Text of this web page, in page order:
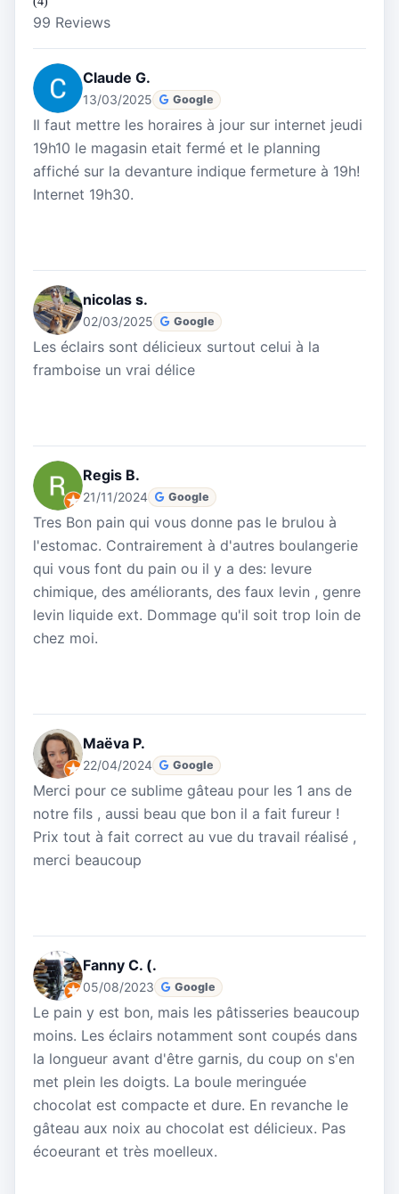
99 Reviews
Claude G.
13/03/2025 Google
Il faut mettre les horaires à jour sur internet jeudi
19h10 le magasin etait fermé et le planning
affiché sur la devanture indique fermeture à 19h!
Internet 19h30.
nicolas s.
02/03/2025 Google
Les éclairs sont délicieux surtout celui à la
framboise un vrai délice
Regis B.
21/11/2024 Google
Tres Bon pain qui vous donne pas le brulou à
l'estomac. Contrairement à d'autres boulangerie
qui vous font du pain ou il y a des: levure
chimique, des améliorants, des faux levin , genre
levin liquide ext. Dommage qu'il soit trop loin de
chez moi.
Maëva P.
22/04/2024 Google
Merci pour ce sublime gâteau pour les 1 ans de
notre fils , aussi beau que bon il a fait fureur !
Prix tout à fait correct au vue du travail réalisé ,
merci beaucoup
Fanny C. (.
05/08/2023 Google
Le pain y est bon, mais les pâtisseries beaucoup
moins. Les éclairs notamment sont coupés dans
la longueur avant d'être garnis, du coup on s'en
met plein les doigts. La boule meringuée
chocolat est compacte et dure. En revanche le
gâteau aux noix au chocolat est délicieux. Pas
écoeurant et très moelleux.